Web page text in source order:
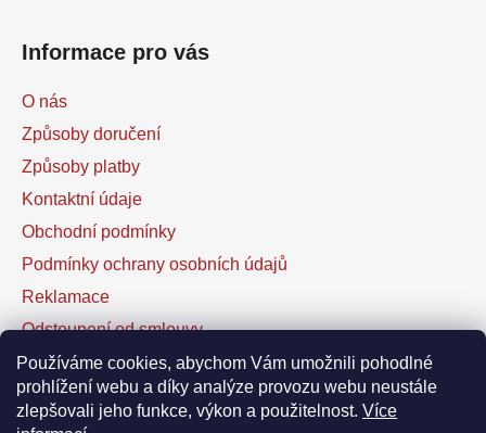
Používáme cookies, abychom Vám umožnili pohodlné
prohlížení webu a díky analýze provozu webu neustále
zlepšovali jeho funkce, výkon a použitelnost. Více
Informace pro vás
O nás
Způsoby doručení
Způsoby platby
Kontaktní údaje
Obchodní podmínky
Podmínky ochrany osobních údajů
Reklamace
Odstoupení od smlouvy
Kontaktní formulář